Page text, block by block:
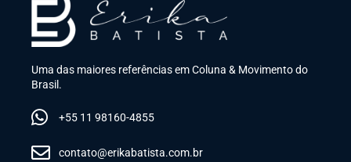
Uma das maiores referências em Coluna & Movimento do
Brasil.
+55 11 98160-4855
contato@erikabatista.com.br